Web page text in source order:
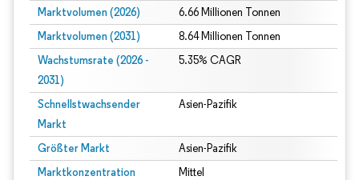
Marktvolumen (2026) 6.66 Millionen Tonnen
Marktvolumen (2031) 8.64 Millionen Tonnen
Wachstumsrate (2026 -
2031)
5.35% CAGR
Schnellstwachsender
Markt
Asien-Pazifik
Größter Markt Asien-Pazifik
Marktkonzentration Mittel